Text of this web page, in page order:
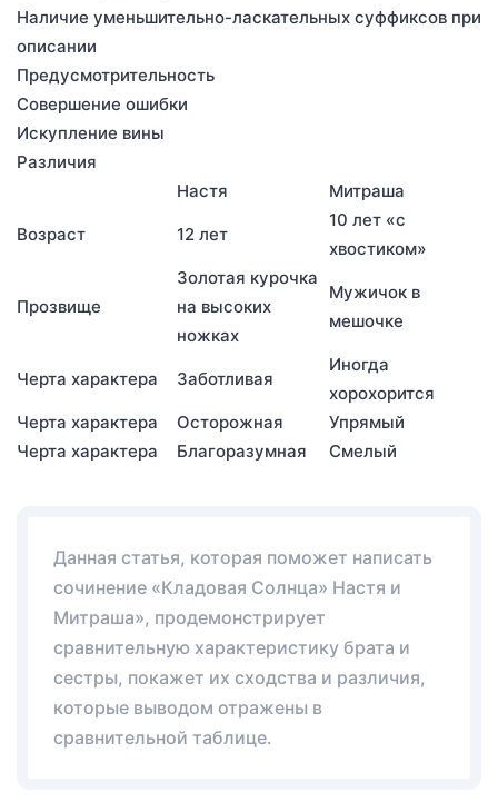
Наличие уменьшительно-ласкательных суффиксов при
описании
Предусмотрительность
Совершение ошибки
Искупление вины
Различия
Настя
Митраша
Возраст 12 лет
10 лет «с
хвостиком»
Прозвище
Золотая курочка
на высоких
ножках
Мужичок в
мешочке
Черта характера Заботливая
Иногда
хорохорится
Черта характера
Осторожная
Упрямый
Черта характера
Благоразумная Смелый
Данная статья, которая поможет написать
сочинение «Кладовая Солнца» Настя и
Митраша», продемонстрирует
сравнительную характеристику брата и
сестры, покажет их сходства и различия,
которые выводом отражены в
сравнительной таблице.